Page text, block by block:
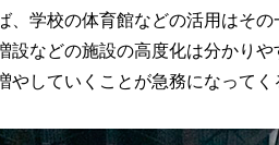
、学校の体育館などの活用はそ
設などの施設の高度化は分かり
していくことが急務になってく